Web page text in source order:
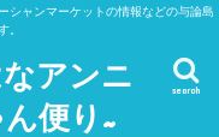
シャンマーケットの情報などの与論島
。
アンニ
便り~
search